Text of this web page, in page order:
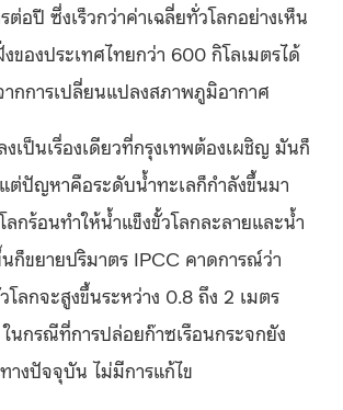
ต่อปี ซึ่งเร็วกว่าค่าเฉลี่ยทั่วโลกอย่างเห็น
ของประเทศไทยกว่า 600 กิโลเมตรได้
กการเปลี่ยนแปลงสภาพภูมิอากาศ
เป็นเรื่องเดียวที่กรุงเทพต้องเผชิญ มันก็
ต่ปัญหาคือระดับน้ำทะเลก็กำลังขึ้นมา
กร้อนทำให้น้ำแข็งขั้วโลกละลายและน้ำ
ขยายปริมาตร IPCC คาดการณ์ว่า
โลกจะสูงขึ้นระหว่าง 0.8 ถึง 2 เมตร
นกรณีที่การปล่อยก๊าซเรือนกระจกยัง
างปัจจุบัน ไม่มีการแก้ไข